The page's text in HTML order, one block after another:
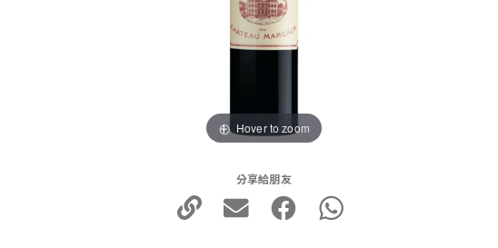
Hover to zoom
分享給朋友